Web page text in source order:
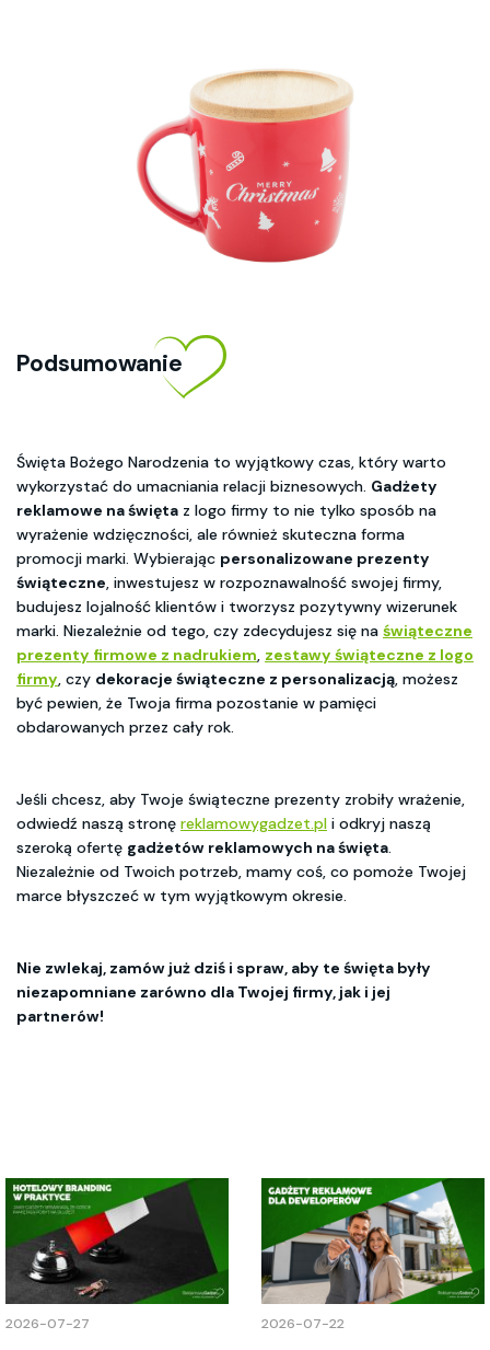
Podsumowanie
Święta Bożego Narodzenia to wyjątkowy czas, który warto
wykorzystać do umacniania relacji biznesowych. Gadżety
reklamowe na święta z logo firmy to nie tylko sposób na
wyrażenie wdzięczności, ale również skuteczna forma
promocji marki. Wybierając personalizowane prezenty
świąteczne, inwestujesz w rozpoznawalność swojej firmy,
budujesz lojalność klientów i tworzysz pozytywny wizerunek
marki. Niezależnie od tego, czy zdecydujesz się na świąteczne
prezenty firmowe z nadrukiem, zestawy świąteczne z logo
firmy, czy dekoracje świąteczne z personalizacją, możesz
być pewien, że Twoja firma pozostanie w pamięci
obdarowanych przez cały rok.
Jeśli chcesz, aby Twoje świąteczne prezenty zrobiły wrażenie,
odwiedź naszą stronę reklamowygadzet.pl i odkryj naszą
szeroką ofertę gadżetów reklamowych na święta.
Niezależnie od Twoich potrzeb, mamy coś, co pomoże Twojej
marce błyszczeć w tym wyjątkowym okresie.
Nie zwlekaj, zamów już dziś i spraw, aby te święta były
niezapomniane zarówno dla Twojej firmy, jak i jej
partnerów!
2026-07-27 2026-07-22